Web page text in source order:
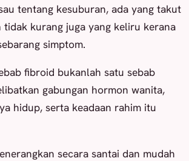
tentang kesuburan, ada yang takut
tidak kurang juga yang keliru kerana
simptom.
fibroid bukanlah satu sebab
gabungan hormon wanita,
hidup, serta keadaan rahim itu
secara santai dan mudah